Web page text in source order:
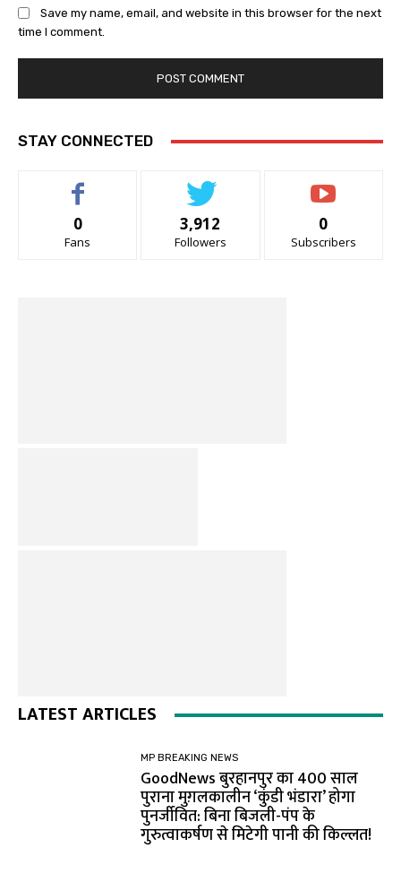
Save my name, email, and website in this browser for the next
time I comment.
STAY CONNECTED
0
Fans
3,912
Followers
0
Subscribers
LATEST ARTICLES
MP BREAKING NEWS
GoodNews बुरहानपुर का 400 साल
पुराना मुग़लकालीन ‘कुंडी भंडारा’ होगा
पुनर्जीवित: बिना बिजली-पंप के
गुरुत्वाकर्षण से मिटेगी पानी की किल्लत!